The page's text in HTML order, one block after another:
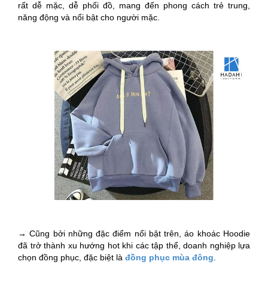
rất dễ mặc, dễ phối đồ, mang đến phong cách trẻ trung,
năng động và nổi bật cho người mặc.
→ Cũng bởi những đặc điểm nổi bật trên, áo khoác Hoodie
đã trở thành xu hướng hot khi các tập thể, doanh nghiệp lựa
chọn đồng phục, đặc biệt là đồng phục mùa đông